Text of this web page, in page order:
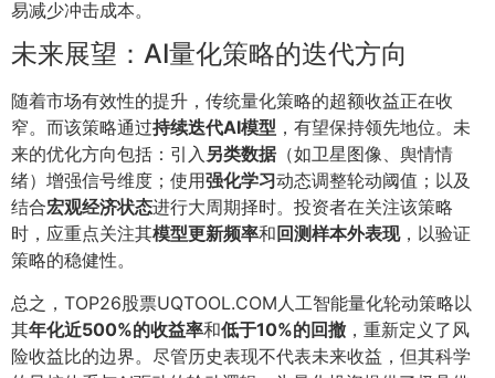
易减少冲击成本。
未来展望：AI量化策略的迭代方向
随着市场有效性的提升，传统量化策略的超额收益正在收
窄。而该策略通过持续迭代AI模型 ，有望保持领先地位。未
来的优化方向包括：引入 另类数据（如卫星图像、舆情情
绪）增强信号维度；使用强化学习动态调整轮动阈值；以及
结合宏观经济状态进行大周期择时。投资者在关注该策略
时，应重点关注其模型更新频率和 回测样本外表现，以验证
策略的稳健性。
总之，TOP26股票UQTOOL.COM人工智能量化轮动策略以
其年化近500%的收益率和低于10%的回撤 ，重新定义了风
险收益比的边界。尽管历史表现不代表未来收益，但其科学